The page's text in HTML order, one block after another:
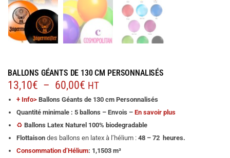
BALLONS GÉANTS DE 130 CM PERSONNALISÉS
13,10€ – 60,00€ Plage
de
prix :
13,10€
à
60,00€
HT
+ Info> Ballons Géants de 130 cm Personnalisés
Quantité minimale : 5 ballons – Envois – En savoir plus
♻️ Ballons Latex Naturel 100% biodegradable
Flottaison des ballons en latex à l’hélium : 48 – 72 heures.
Consommation d’Hélium: 1,1503 m³